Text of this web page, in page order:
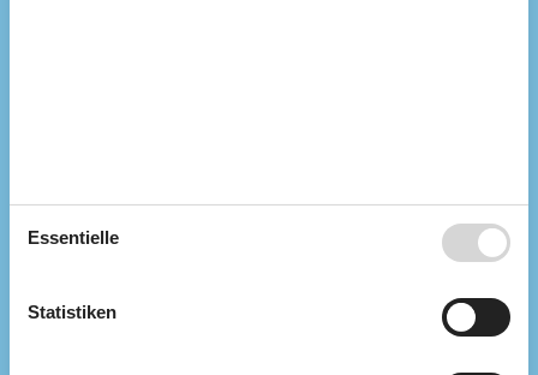
Gefriertruhe
Essentielle
Statistiken